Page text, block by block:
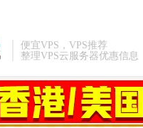
便宜VPS，VPS推荐
整理VPS云服务器优惠信息